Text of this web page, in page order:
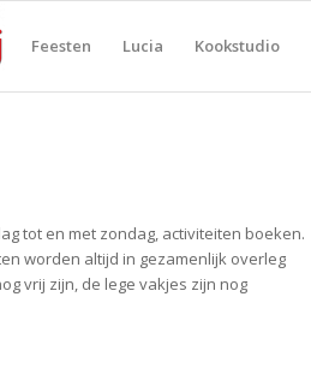
Feesten Lucia Kookstudio
tot en met zondag, activiteiten boeken.
worden altijd in gezamenlijk overleg
vrij zijn, de lege vakjes zijn nog